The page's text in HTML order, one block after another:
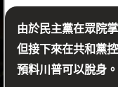
由於民主黨在眾院
但接下來在共和黨
預料川普可以脫身。